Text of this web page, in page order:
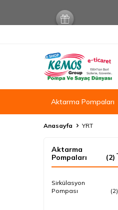
Aktarma Pompaları
Anasayfa YRT
Aktarma
Pompaları
(2)
Sirkülasyon
Pompası
(2)